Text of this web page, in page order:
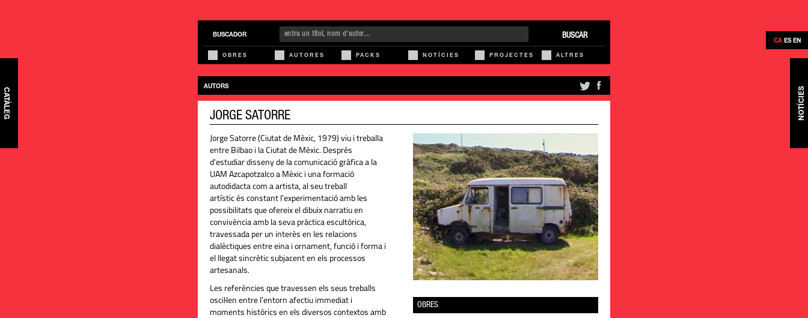
CATÀLEG
CA ES EN
NOTÍCIES
BUSCADOR BUSCAR
OBRES AUTORES PACKS NOTÍCIES PROJECTES ALTRES
AUTORS
JORGE SATORRE
Jorge Satorre (Ciutat de Mèxic, 1979) viu i treballa
entre Bilbao i la Ciutat de Mèxic. Després
d'estudiar disseny de la comunicació gràfica a la
UAM Azcapotzalco a Mèxic i una formació
autodidacta com a artista, al seu treball
artístic és constant l'experimentació amb les
possibilitats que ofereix el dibuix narratiu en
convivència amb la seva pràctica escultòrica,
travessada per un interès en les relacions
dialèctiques entre eina i ornament, funció i forma i
el llegat sincrètic subjacent en els processos
artesanals.
Les referències que travessen els seus treballs
oscil·len entre l'entorn afectiu immediat i
moments històrics en els diversos contextos amb
OBRES